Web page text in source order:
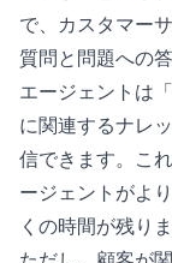
で、カスタマー
質問と問題への
エージェントは
に関連するナレ
信できます。こ
ージェントがよ
くの時間が残りま